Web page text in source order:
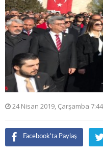
24 Nisan 2019, Çarşamba 7:44
Facebook'ta Paylaş